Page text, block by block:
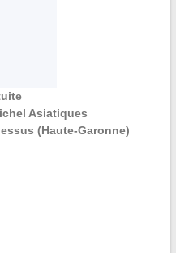
Asiatiques
(Haute-Garonne)